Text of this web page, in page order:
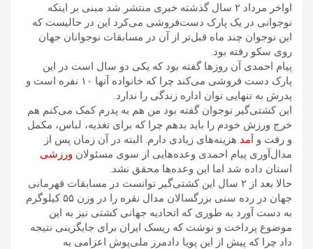
اواخر مرداد ۲ سال گذشته خبری منتشر شد مبنی بر اینکه
نوجوانی در یک پارک دست‌فروشی می‌کرد این در حالیست که
این نوجوان چند ماه قبل‌تر از آن در مسابقات نوجوانان جهان
روی سکو رفته بود.
پیام احمدی آن روزها گفته بود که یکی دو سال است در این
پارک دست فروشی می‌کند چرا که خانواده آنها ۱۰ نفره است و
پدرش به تنهایی توان اداره زندگی را ندارد.
این کشتی‌گیر نوجوان گفته بود من هم به پدرم کمک می‌کنم هم
خرج ورزش خودم را باید بدهم چرا که برای تغذیه، لباس، مکمل
و رفت و آمد هزینه‌های زیادی دارم. البته در آن زمان پس از
مدال‌آوری پیام احمدی وعده‌هایی از سوی مسئولان ورزشی
استان داده شد اما این وعده‌ها محقق نشد.
حالا بعد از ۲ سال این کشتی‌گیر توانست در مسابقات قهرمانی
جهان در رده سنی بزرگسالان مدال نقره را در وزن ۵۵ کیلوگرم
به دست آورد به طوری که اتحادیه جهانی کشتی نیز به این
موضوع پرداخت و نوشت که ریسک ایران برای جایگزینی نتیجه
داد چرا که پیش از این پویا دادمرز ملی‌پوش اعزامی به